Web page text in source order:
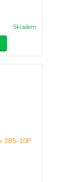
Skladem